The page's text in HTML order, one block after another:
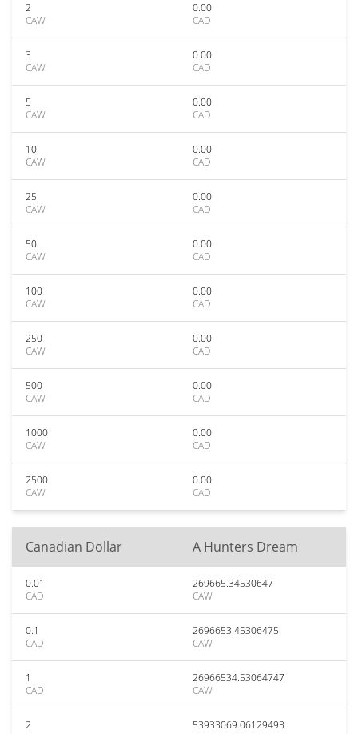
2
CAW
0.00
CAD
3
CAW
0.00
CAD
5
CAW
0.00
CAD
10
CAW
0.00
CAD
25
CAW
0.00
CAD
50
CAW
0.00
CAD
100
CAW
0.00
CAD
250
CAW
0.00
CAD
500
CAW
0.00
CAD
1000
CAW
0.00
CAD
2500
CAW
0.00
CAD
Canadian Dollar A Hunters Dream
0.01
CAD
269665.34530647
CAW
0.1
CAD
2696653.45306475
CAW
1
CAD
26966534.53064747
CAW
2
53933069.06129493